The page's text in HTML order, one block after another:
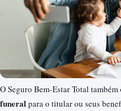
O Seguro Bem-Estar Total
funeralpara o titular ou seus